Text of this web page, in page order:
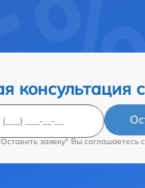
консультация
заявку" Вы соглашаетесь c